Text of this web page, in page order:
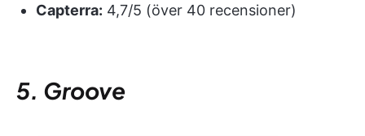
Capterra: 4,7/5 (över 40 recensioner)
5. Groove